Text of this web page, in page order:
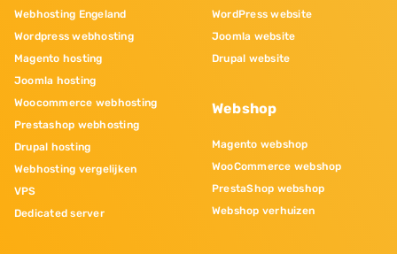
Webhosting Engeland
Wordpress webhosting
Magento hosting
Joomla hosting
Woocommerce webhosting
Prestashop webhosting
Drupal hosting
Webhosting vergelijken
VPS
Dedicated server
WordPress website
Joomla website
Drupal website
Webshop
Magento webshop
WooCommerce webshop
PrestaShop webshop
Webshop verhuizen